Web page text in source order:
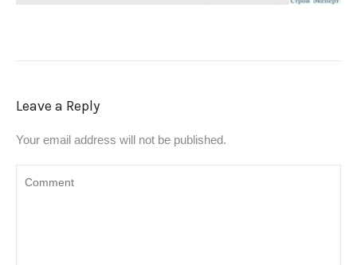
Leave a Reply
Your email address will not be published.